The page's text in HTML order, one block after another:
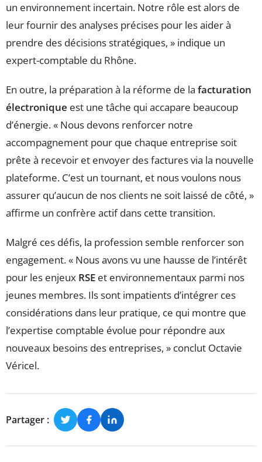
un environnement incertain. Notre rôle est alors de
leur fournir des analyses précises pour les aider à
prendre des décisions stratégiques, » indique un
expert-comptable du Rhône.
En outre, la préparation à la réforme de la facturation
électronique est une tâche qui accapare beaucoup
d’énergie. « Nous devons renforcer notre
accompagnement pour que chaque entreprise soit
prête à recevoir et envoyer des factures via la nouvelle
plateforme. C’est un tournant, et nous voulons nous
assurer qu’aucun de nos clients ne soit laissé de côté, »
affirme un confrère actif dans cette transition.
Malgré ces défis, la profession semble renforcer son
engagement. « Nous avons vu une hausse de l’intérêt
pour les enjeux RSE et environnementaux parmi nos
jeunes membres. Ils sont impatients d’intégrer ces
considérations dans leur pratique, ce qui montre que
l’expertise comptable évolue pour répondre aux
nouveaux besoins des entreprises, » conclut Octavie
Véricel.
Partager :